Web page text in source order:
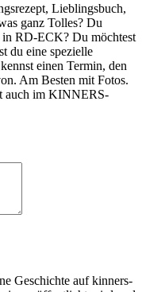
Lieblingsbuch,
ganz Tolles? Du
in RD-ECK? Du möchtest
du eine spezielle
einen Termin, den
Am Besten mit Fotos.
auch im KINNERS-
Geschichte auf kinners-